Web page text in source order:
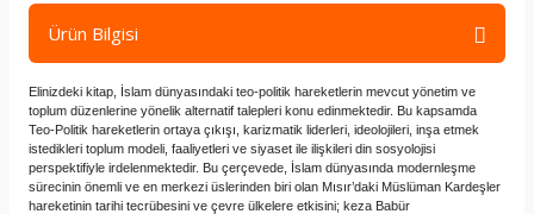
Ürün Bilgisi
Elinizdeki kitap, İslam dünyasındaki teo-politik hareketlerin mevcut yönetim ve
toplum düzenlerine yönelik alternatif talepleri konu edinmektedir. Bu kapsamda
Teo-Politik hareketlerin ortaya çıkışı, karizmatik liderleri, ideolojileri, inşa etmek
istedikleri toplum modeli, faaliyetleri ve siyaset ile ilişkileri din sosyolojisi
perspektifiyle irdelenmektedir. Bu çerçevede, İslam dünyasında modernleşme
sürecinin önemli ve en merkezi üslerinden biri olan Mısır’daki Müslüman Kardeşler
hareketinin tarihi tecrübesini ve çevre ülkelere etkisini; keza Babür